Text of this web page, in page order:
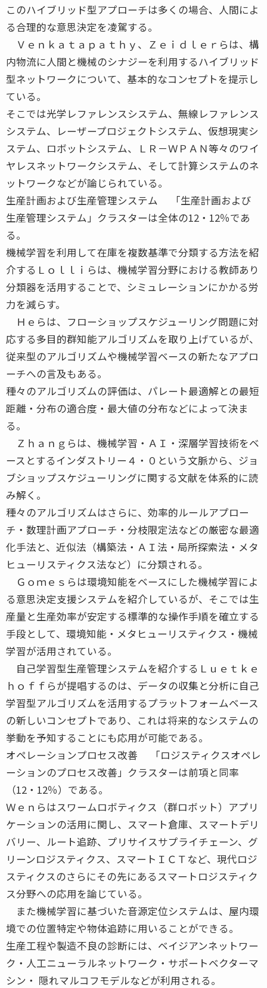
このハイブリッド型アプローチは多くの場合、人間によ
る合理的な意思決定を凌駕する。
Ｖｅｎｋａｔａｐａｔｈｙ、Ｚｅｉｄｌｅｒらは、構
内物流に人間と機械のシナジーを利用するハイブリッド
型ネットワークについて、基本的なコンセプトを提示し
ている。
そこでは光学レファレンスシステム、無線レファレンス
システム、レーザープロジェクトシステム、仮想現実シ
ステム、ロボットシステム、ＬＲ－ＷＰＡＮ等々のワイ
ヤレスネットワークシステム、そして計算システムのネ
ットワークなどが論じられている。
生産計画および生産管理システム 「生産計画および
生産管理システム」クラスターは全体の12・12％であ
る。
機械学習を利用して在庫を複数基準で分類する方法を紹
介するＬｏｌｌｉらは、機械学習分野における教師あり
分類器を活用することで、シミュレーションにかかる労
力を減らす。
Ｈｅらは、フローショップスケジューリング問題に対
応する多目的群知能アルゴリズムを取り上げているが、
従来型のアルゴリズムや機械学習ベースの新たなアプロ
ーチへの言及もある。
種々のアルゴリズムの評価は、パレート最適解との最短
距離・分布の適合度・最大値の分布などによって決ま
る。
Ｚｈａｎｇらは、機械学習・ＡＩ・深層学習技術をベ
ースとするインダストリー４・０という文脈から、ジョ
ブショップスケジューリングに関する文献を体系的に読
み解く。
種々のアルゴリズムはさらに、効率的ルールアプロー
チ・数理計画アプローチ・分枝限定法などの厳密な最適
化手法と、近似法（構築法・ＡＩ法・局所探索法・メタ
ヒューリスティクス法など）に分類される。
Ｇｏｍｅｓらは環境知能をベースにした機械学習によ
る意思決定支援システムを紹介しているが、そこでは生
産量と生産効率が安定する標準的な操作手順を確立する
手段として、環境知能・メタヒューリスティクス・機械
学習が活用されている。
自己学習型生産管理システムを紹介するＬｕｅｔｋｅ
ｈｏｆｆらが提唱するのは、データの収集と分析に自己
学習型アルゴリズムを活用するプラットフォームベース
の新しいコンセプトであり、これは将来的なシステムの
挙動を予知することにも応用が可能である。
オペレーションプロセス改善 「ロジスティクスオペレ
ーションのプロセス改善」クラスターは前項と同率
（12・12％）である。
Ｗｅｎらはスワームロボティクス（群ロボット）アプリ
ケーションの活用に関し、スマート倉庫、スマートデリ
バリー、ルート追跡、プリサイスサプライチェーン、グ
リーンロジスティクス、スマートＩＣＴなど、現代ロジ
スティクスのさらにその先にあるスマートロジスティク
ス分野への応用を論じている。
また機械学習に基づいた音源定位システムは、屋内環
境での位置特定や物体追跡に用いることができる。
生産工程や製造不良の診断には、ベイジアンネットワー
ク・人工ニューラルネットワーク・サポートベクターマ
シン・ 隠れマルコフモデルなどが利用される。